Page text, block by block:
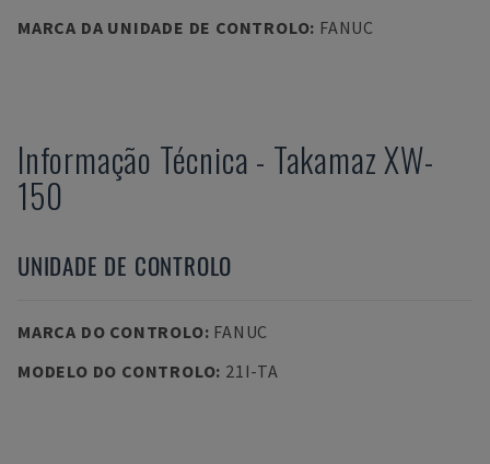
MARCA DA UNIDADE DE CONTROLO: FANUC
Informação Técnica - TakamazXW-
150
UNIDADE DE CONTROLO
MARCA DO CONTROLO: FANUC
MODELO DO CONTROLO: 21I-TA